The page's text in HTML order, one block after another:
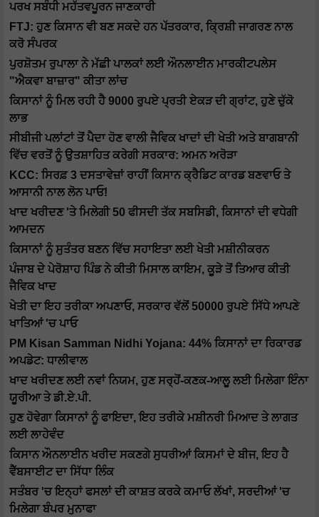
ਪਰਖ ਸਬੰਧੀ ਮਹੱਤਵਪੂਰਨ ਜਾਣਕਾਰੀ
FTJ: ਹੁਣ ਕਿਸਾਨ ਵੀ ਬਣ ਸਕਦੇ ਹਨ ਪੱਤਰਕਾਰ, ਕ੍ਰਿਸ਼ੀ ਜਾਗਰਣ ਨਾਲ
ਕਰੋ ਸੰਪਰਕ
ਪੁਰਸ਼ੋਤਮ ਰੁਪਾਲਾ ਨੇ ਮੱਛੀ ਪਾਲਕਾਂ ਲਈ ਔਨਲਾਈਨ ਮਾਰਕੀਟਪਲੇਸ
"ਐਕਵਾ ਬਾਜ਼ਾਰ" ਕੀਤਾ ਲਾਂਚ
ਕਿਸਾਨਾਂ ਨੂੰ ਮਿਲ ਰਹੀ ਹੈ 9000 ਰੁਪਏ ਪ੍ਰਤੀ ਏਕੜ ਦੀ ਗ੍ਰਾਂਟ, ਹੁਣੇ ਚੁੱਕੋ
ਲਾਭ
ਸੀਬੀਜੀ ਪਲਾਂਟਾਂ ਤੋਂ ਪੈਦਾ ਹੋਣ ਵਾਲੀ ਜੈਵਿਕ ਖਾਦਾਂ ਦੀ ਖੇਤੀ ਅਤੇ ਬਾਗਬਾਨੀ
ਵਿੱਚ ਵਰਤੋਂ ਨੂੰ ਉਤਸ਼ਾਹਿਤ ਕਰੇਗੀ ਸਰਕਾਰ: ਅਮਨ ਅਰੋੜਾ
KCC: ਸਿਰਫ਼ 3 ਦਸਤਾਵੇਜ਼ਾਂ ਰਾਹੀਂ ਕਿਸਾਨ ਕ੍ਰੈਡਿਟ ਕਾਰਡ ਬਣਵਾਓ ਤੇ
ਆਸਾਨੀ ਨਾਲ ਲੋਨ ਪਾਓ!
ਖਾਦ ਖਰੀਦਣ 'ਤੇ ਮਿਲੇਗੀ 50 ਫੀਸਦੀ ਤੱਕ ਸਬਸਿਡੀ, ਕਿਸਾਨਾਂ ਦੀ ਵਧੇਗੀ
ਆਮਦਨ
ਕਿਸਾਨਾਂ ਨੂੰ ਸੁਤੰਤਰ ਬਣਨ ਵਿੱਚ ਸਹਾਇਤਾ ਲਈ ਖੇਤੀ ਮਸ਼ੀਨੀਕਰਨ
ਪੰਜਾਬ ਦੇ ਪੇਰੋਸ਼ਾਹ ਪਿੰਡ ਨੇ ਕੀਤੀ ਮਿਸਾਲ ਕਾਇਮ, ਕੂੜੇ ਤੋਂ ਤਿਆਰ ਕੀਤੀ
ਜੈਵਿਕ ਖਾਦ
ਖੇਤੀ ਦਾ ਇਹ ਤਰੀਕਾ ਅਪਣਾਓ, ਸਰਕਾਰ ਵੱਲੋਂ 50000 ਰੁਪਏ ਸਿੱਧੇ ਆਪਣੇ
ਖਾਤਿਆਂ 'ਚ ਪਾਓ
PM Kisan Samman Nidhi Yojana: 44% ਕਿਸਾਨਾਂ ਦਾ ਰਿਕਾਰਡ
ਅਪਡੇਟ: ਧਾਲੀਵਾਲ
ਖਾਦ ਖਰੀਦਣ ਲਈ ਨਵਾਂ ਨਿਯਮ, ਹੁਣ ਸਰ੍ਹੋਂ-ਕਣਕ-ਆਲੂ ਲਈ ਮਿਲੇਗਾ ਇੰਨਾ
ਯੂਰੀਆ ਤੇ ਡੀ.ਏ.ਪੀ.
ਹੁਣ ਹੋਵੇਗਾ ਕਿਸਾਨਾਂ ਨੂੰ ਫਾਇਦਾ, ਇਹ ਤਰੀਕੇ ਮਸ਼ੀਨਰੀ ਮਿਆਦ ਤੇ ਲਾਗਤ
ਲਈ ਲਾਹੇਵੰਦ
ਕਿਸਾਨ ਔਨਲਾਈਨ ਖਰੀਦ ਸਕਣਗੇ ਸੁਧਰੀਆਂ ਕਿਸਮਾਂ ਦੇ ਬੀਜ, ਇਹ ਹੈ
ਵੈੱਬਸਾਈਟ ਦਾ ਸਿੱਧਾ ਲਿੰਕ
ਸਤੰਬਰ 'ਚ ਇਨ੍ਹਾਂ ਫਸਲਾਂ ਦੀ ਕਾਸ਼ਤ ਕਰਕੇ ਕਮਾਓ ਲੱਖਾਂ, ਸਰਦੀਆਂ 'ਚ
ਮਿਲੇਗਾ ਬੰਪਰ ਮੁਨਾਫਾ